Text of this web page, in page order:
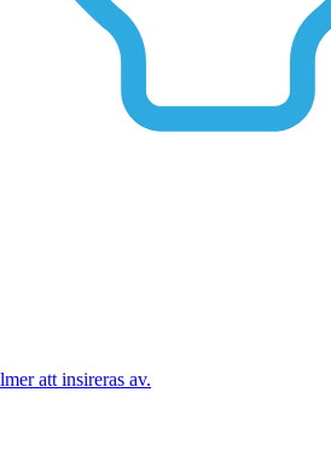
att insireras av.